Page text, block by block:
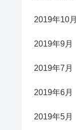
2019年10月
2019年9月
2019年7月
2019年6月
2019年5月